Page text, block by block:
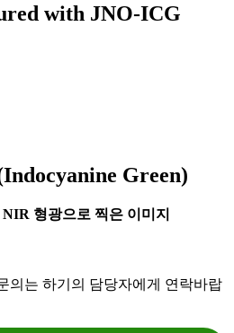
with JNO-ICG
Green)
형광으로 찍은 이미지
의는 하기의 담당자에게 연락바랍